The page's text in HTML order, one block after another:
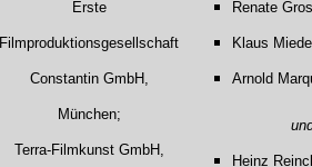
Erste
Filmproduktionsgesellschaft
Constantin GmbH,
München;
Terra-Filmkunst GmbH,
Renate
Klaus
Arnold
Heinz